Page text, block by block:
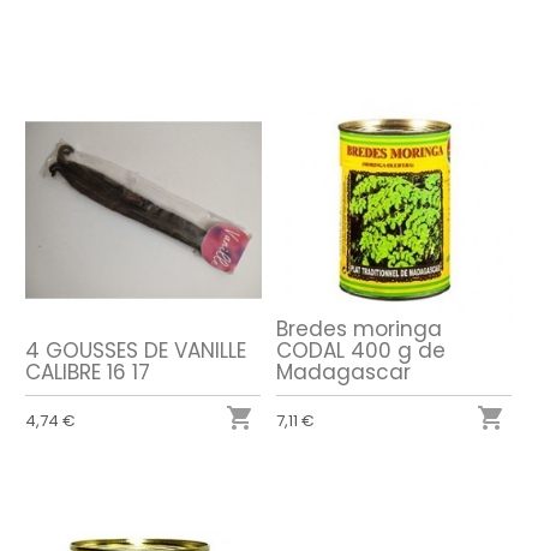
4 GOUSSES DE VANILLE
CALIBRE 16 17
4,74 € 
Bredes moringa
CODAL 400 g de
Madagascar
7,11 € 